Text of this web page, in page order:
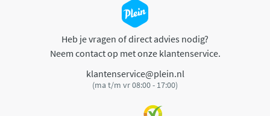
Heb je vragen of direct advies nodig?
Neem contact op met onze klantenservice.
klantenservice@plein.nl
(ma t/m vr 08:00 - 17:00)